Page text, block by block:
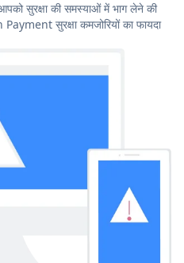
सुरक्षा की समस्याओं में भाग लेने की
सुरक्षा कमजोरियों का फायदा